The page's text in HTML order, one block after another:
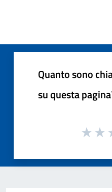
Quanto sono
su questa